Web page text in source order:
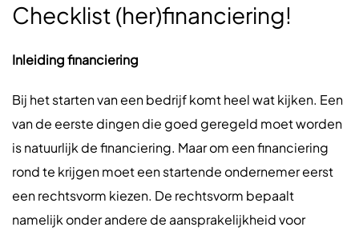
Checklist (her)financiering!
Inleiding financiering
Bij het starten van een bedrijf komt heel wat kijken. Een
van de eerste dingen die goed geregeld moet worden
is natuurlijk de financiering. Maar om een financiering
rond te krijgen moet een startende ondernemer eerst
een rechtsvorm kiezen. De rechtsvorm bepaalt
namelijk onder andere de aansprakelijkheid voor